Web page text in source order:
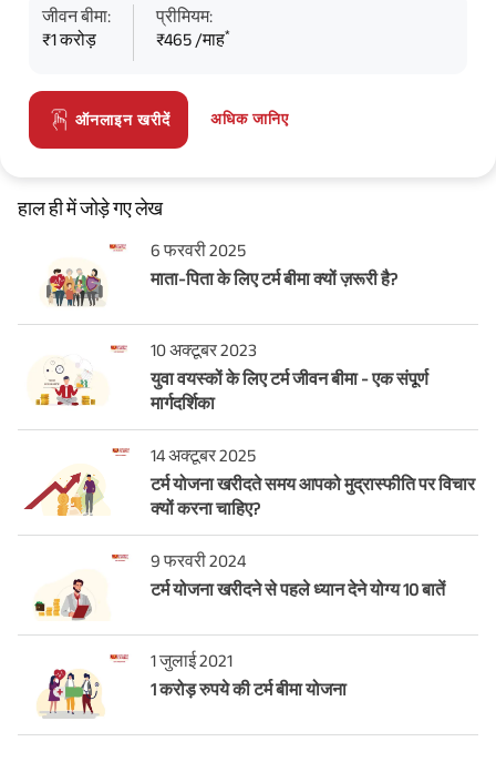
जीवन बीमा:
₹1 करोड़
प्रीमियम:
₹465 /माह*
ऑनलाइन खरीदें अधिक जानिए
हाल ही में जोड़े गए लेख
6 फरवरी 2025
माता-पिता के लिए टर्म बीमा क्यों ज़रूरी है?
10 अक्टूबर 2023
युवा वयस्कों के लिए टर्म जीवन बीमा - एक संपूर्ण
मार्गदर्शिका
14 अक्टूबर 2025
टर्म योजना खरीदते समय आपको मुद्रास्फीति पर विचार
क्यों करना चाहिए?
9 फरवरी 2024
टर्म योजना खरीदने से पहले ध्यान देने योग्य 10 बातें
1 जुलाई 2021
1 करोड़ रुपये की टर्म बीमा योजना